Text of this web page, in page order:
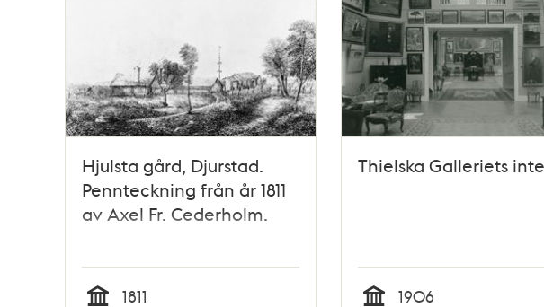
Hjulsta gård, Djurstad.
Pennteckning från år 1811
av Axel Fr. Cederholm.
1811
Thielska Galleriets
1906